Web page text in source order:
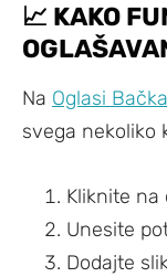
📈 KAKO
Na Oglasi
svega nekoliko
Kliknite na
Unesite
Dodajte